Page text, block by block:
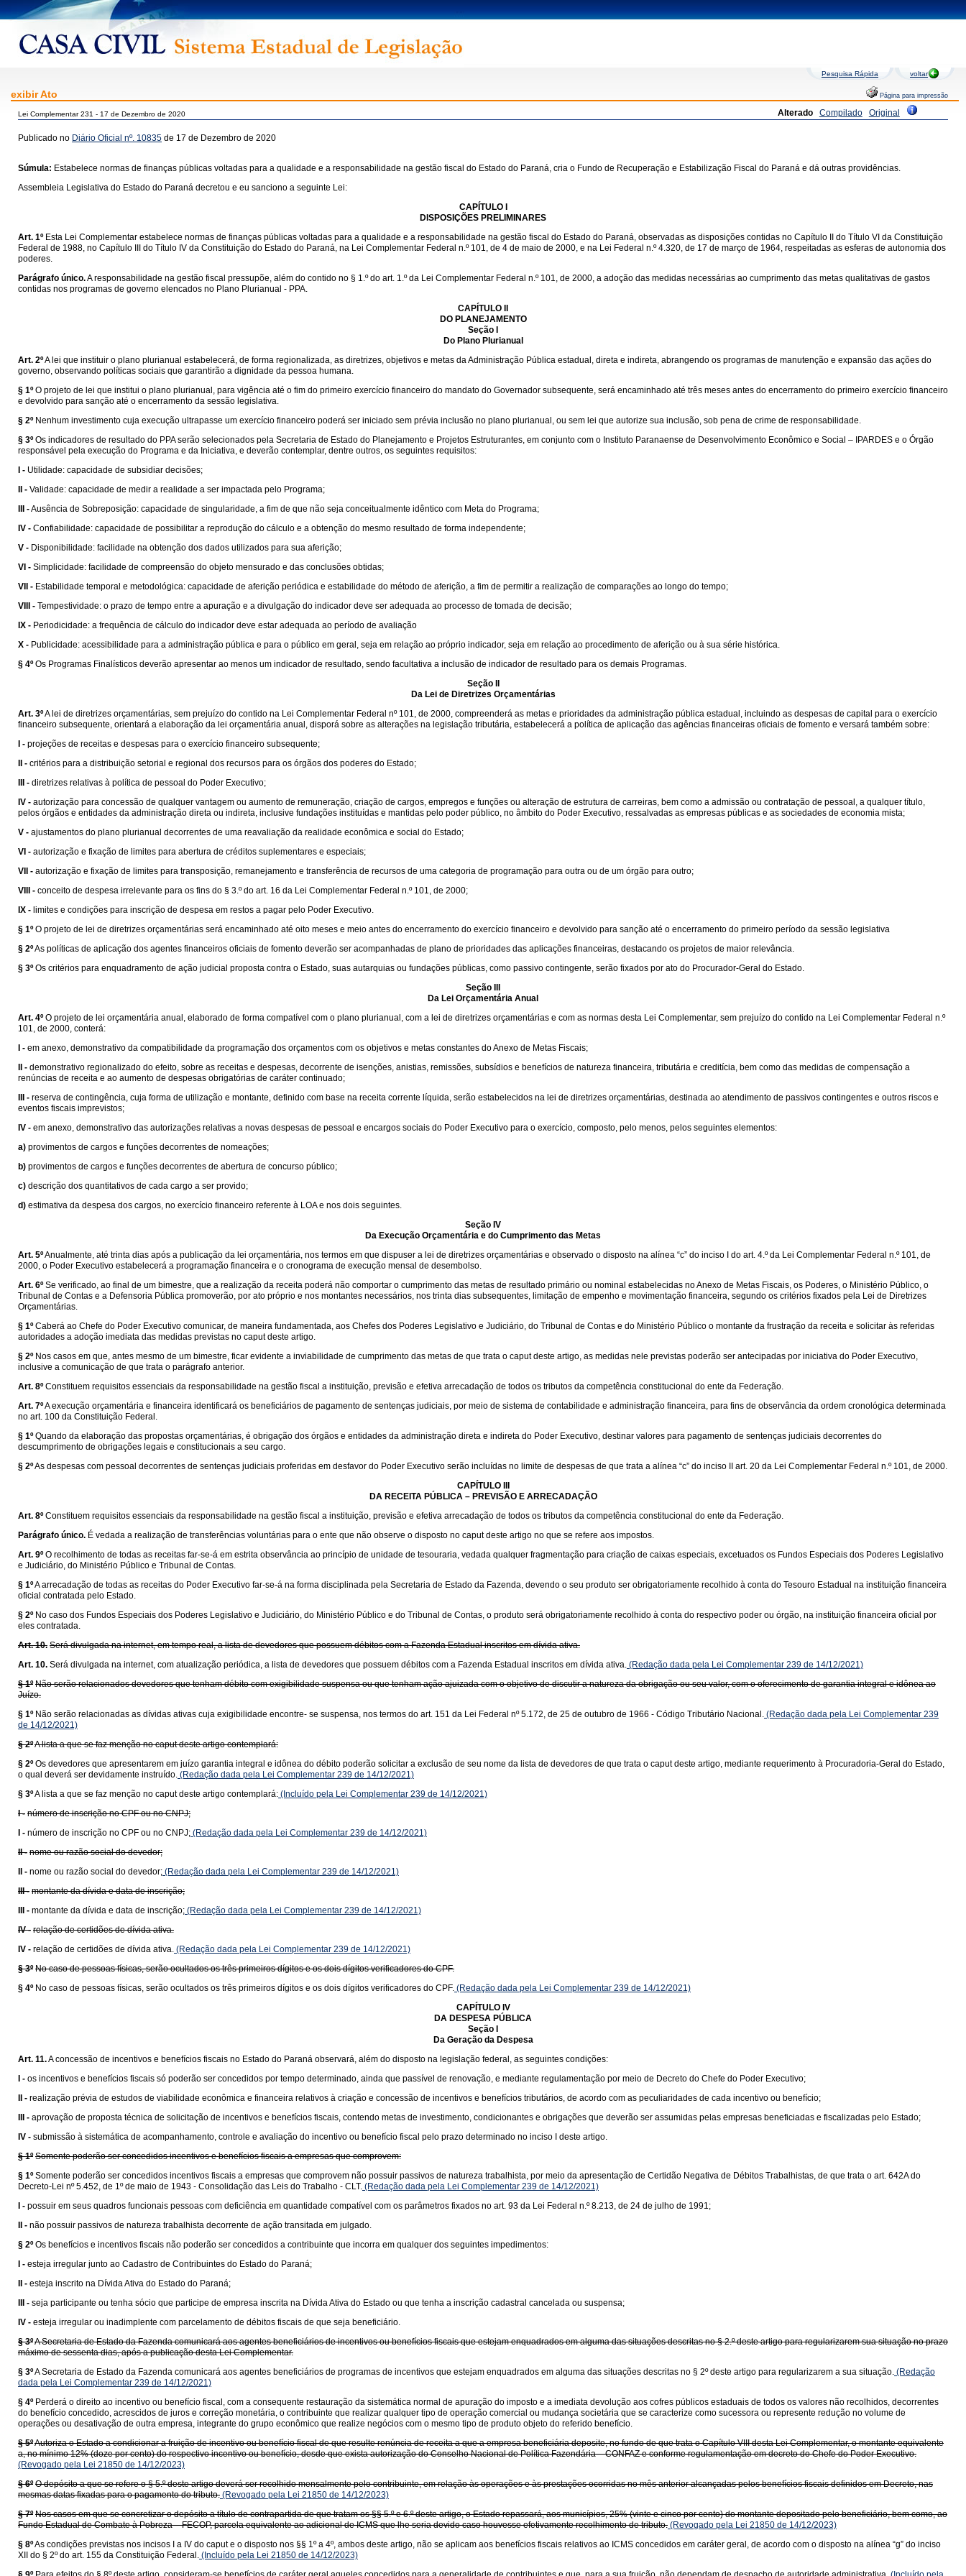
Pesquisa Rápida voltar
exibir Ato Página para impressão
Alterado Compilado Original
Lei Complementar 231 - 17 de Dezembro de 2020
Publicado no Diário Oficial nº. 10835 de 17 de Dezembro de 2020
Súmula: Estabelece normas de finanças públicas voltadas para a qualidade e a responsabilidade na gestão fiscal do Estado do Paraná, cria o Fundo de Recuperação e Estabilização Fiscal do Paraná e dá outras providências.
Assembleia Legislativa do Estado do Paraná decretou e eu sanciono a seguinte Lei:
CAPÍTULO I
DISPOSIÇÕES PRELIMINARES
Art. 1º Esta Lei Complementar estabelece normas de finanças públicas voltadas para a qualidade e a responsabilidade na gestão fiscal do Estado do Paraná, observadas as disposições contidas no Capítulo II do Título VI da Constituição
Federal de 1988, no Capítulo III do Título IV da Constituição do Estado do Paraná, na Lei Complementar Federal n.º 101, de 4 de maio de 2000, e na Lei Federal n.º 4.320, de 17 de março de 1964, respeitadas as esferas de autonomia dos
poderes.
Parágrafo único.A responsabilidade na gestão fiscal pressupõe, além do contido no § 1.º do art. 1.º da Lei Complementar Federal n.º 101, de 2000, a adoção das medidas necessárias ao cumprimento das metas qualitativas de gastos
contidas nos programas de governo elencados no Plano Plurianual - PPA.
CAPÍTULO II
DO PLANEJAMENTO
Seção I
Do Plano Plurianual
Art. 2ºA lei que instituir o plano plurianual estabelecerá, de forma regionalizada, as diretrizes, objetivos e metas da Administração Pública estadual, direta e indireta, abrangendo os programas de manutenção e expansão das ações do
governo, observando políticas sociais que garantirão a dignidade da pessoa humana.
§ 1º O projeto de lei que institui o plano plurianual, para vigência até o fim do primeiro exercício financeiro do mandato do Governador subsequente, será encaminhado até três meses antes do encerramento do primeiro exercício financeiro
e devolvido para sanção até o encerramento da sessão legislativa.
§ 2º Nenhum investimento cuja execução ultrapasse um exercício financeiro poderá ser iniciado sem prévia inclusão no plano plurianual, ou sem lei que autorize sua inclusão, sob pena de crime de responsabilidade.
§ 3º Os indicadores de resultado do PPA serão selecionados pela Secretaria de Estado do Planejamento e Projetos Estruturantes, em conjunto com o Instituto Paranaense de Desenvolvimento Econômico e Social – IPARDES e o Órgão
responsável pela execução do Programa e da Iniciativa, e deverão contemplar, dentre outros, os seguintes requisitos:
I - Utilidade: capacidade de subsidiar decisões;
II - Validade: capacidade de medir a realidade a ser impactada pelo Programa;
III -Ausência de Sobreposição: capacidade de singularidade, a fim de que não seja conceitualmente idêntico com Meta do Programa;
IV - Confiabilidade: capacidade de possibilitar a reprodução do cálculo e a obtenção do mesmo resultado de forma independente;
V - Disponibilidade: facilidade na obtenção dos dados utilizados para sua aferição;
VI - Simplicidade: facilidade de compreensão do objeto mensurado e das conclusões obtidas;
VII - Estabilidade temporal e metodológica: capacidade de aferição periódica e estabilidade do método de aferição, a fim de permitir a realização de comparações ao longo do tempo;
VIII - Tempestividade: o prazo de tempo entre a apuração e a divulgação do indicador deve ser adequada ao processo de tomada de decisão;
IX - Periodicidade: a frequência de cálculo do indicador deve estar adequada ao período de avaliação
X - Publicidade: acessibilidade para a administração pública e para o público em geral, seja em relação ao próprio indicador, seja em relação ao procedimento de aferição ou à sua série histórica.
§ 4º Os Programas Finalísticos deverão apresentar ao menos um indicador de resultado, sendo facultativa a inclusão de indicador de resultado para os demais Programas.
Seção II
Da Lei de Diretrizes Orçamentárias
Art. 3ºA lei de diretrizes orçamentárias, sem prejuízo do contido na Lei Complementar Federal nº 101, de 2000, compreenderá as metas e prioridades da administração pública estadual, incluindo as despesas de capital para o exercício
financeiro subsequente, orientará a elaboração da lei orçamentária anual, disporá sobre as alterações na legislação tributária, estabelecerá a política de aplicação das agências financeiras oficiais de fomento e versará também sobre:
I - projeções de receitas e despesas para o exercício financeiro subsequente;
II - critérios para a distribuição setorial e regional dos recursos para os órgãos dos poderes do Estado;
III - diretrizes relativas à política de pessoal do Poder Executivo;
IV - autorização para concessão de qualquer vantagem ou aumento de remuneração, criação de cargos, empregos e funções ou alteração de estrutura de carreiras, bem como a admissão ou contratação de pessoal, a qualquer título,
pelos órgãos e entidades da administração direta ou indireta, inclusive fundações instituídas e mantidas pelo poder público, no âmbito do Poder Executivo, ressalvadas as empresas públicas e as sociedades de economia mista;
V - ajustamentos do plano plurianual decorrentes de uma reavaliação da realidade econômica e social do Estado;
VI - autorização e fixação de limites para abertura de créditos suplementares e especiais;
VII - autorização e fixação de limites para transposição, remanejamento e transferência de recursos de uma categoria de programação para outra ou de um órgão para outro;
VIII - conceito de despesa irrelevante para os fins do § 3.º do art. 16 da Lei Complementar Federal n.º 101, de 2000;
IX - limites e condições para inscrição de despesa em restos a pagar pelo Poder Executivo.
§ 1º O projeto de lei de diretrizes orçamentárias será encaminhado até oito meses e meio antes do encerramento do exercício financeiro e devolvido para sanção até o encerramento do primeiro período da sessão legislativa
§ 2ºAs políticas de aplicação dos agentes financeiros oficiais de fomento deverão ser acompanhadas de plano de prioridades das aplicações financeiras, destacando os projetos de maior relevância.
§ 3º Os critérios para enquadramento de ação judicial proposta contra o Estado, suas autarquias ou fundações públicas, como passivo contingente, serão fixados por ato do Procurador-Geral do Estado.
Seção III
Da Lei Orçamentária Anual
Art. 4º O projeto de lei orçamentária anual, elaborado de forma compatível com o plano plurianual, com a lei de diretrizes orçamentárias e com as normas desta Lei Complementar, sem prejuízo do contido na Lei Complementar Federal n.º
101, de 2000, conterá:
I - em anexo, demonstrativo da compatibilidade da programação dos orçamentos com os objetivos e metas constantes do Anexo de Metas Fiscais;
II - demonstrativo regionalizado do efeito, sobre as receitas e despesas, decorrente de isenções, anistias, remissões, subsídios e benefícios de natureza financeira, tributária e creditícia, bem como das medidas de compensação a
renúncias de receita e ao aumento de despesas obrigatórias de caráter continuado;
III - reserva de contingência, cuja forma de utilização e montante, definido com base na receita corrente líquida, serão estabelecidos na lei de diretrizes orçamentárias, destinada ao atendimento de passivos contingentes e outros riscos e
eventos fiscais imprevistos;
IV - em anexo, demonstrativo das autorizações relativas a novas despesas de pessoal e encargos sociais do Poder Executivo para o exercício, composto, pelo menos, pelos seguintes elementos:
a) provimentos de cargos e funções decorrentes de nomeações;
b) provimentos de cargos e funções decorrentes de abertura de concurso público;
c) descrição dos quantitativos de cada cargo a ser provido;
d) estimativa da despesa dos cargos, no exercício financeiro referente à LOA e nos dois seguintes.
Seção IV
Da Execução Orçamentária e do Cumprimento das Metas
Art. 5ºAnualmente, até trinta dias após a publicação da lei orçamentária, nos termos em que dispuser a lei de diretrizes orçamentárias e observado o disposto na alínea “c” do inciso I do art. 4.º da Lei Complementar Federal n.º 101, de
2000, o Poder Executivo estabelecerá a programação financeira e o cronograma de execução mensal de desembolso.
Art. 6º Se verificado, ao final de um bimestre, que a realização da receita poderá não comportar o cumprimento das metas de resultado primário ou nominal estabelecidas no Anexo de Metas Fiscais, os Poderes, o Ministério Público, o
Tribunal de Contas e a Defensoria Pública promoverão, por ato próprio e nos montantes necessários, nos trinta dias subsequentes, limitação de empenho e movimentação financeira, segundo os critérios fixados pela Lei de Diretrizes
Orçamentárias.
§ 1º Caberá ao Chefe do Poder Executivo comunicar, de maneira fundamentada, aos Chefes dos Poderes Legislativo e Judiciário, do Tribunal de Contas e do Ministério Público o montante da frustração da receita e solicitar às referidas
autoridades a adoção imediata das medidas previstas no caput deste artigo.
§ 2º Nos casos em que, antes mesmo de um bimestre, ficar evidente a inviabilidade de cumprimento das metas de que trata o caput deste artigo, as medidas nele previstas poderão ser antecipadas por iniciativa do Poder Executivo,
inclusive a comunicação de que trata o parágrafo anterior.
Art. 8º Constituem requisitos essenciais da responsabilidade na gestão fiscal a instituição, previsão e efetiva arrecadação de todos os tributos da competência constitucional do ente da Federação.
Art. 7ºA execução orçamentária e financeira identificará os beneficiários de pagamento de sentenças judiciais, por meio de sistema de contabilidade e administração financeira, para fins de observância da ordem cronológica determinada
no art. 100 da Constituição Federal.
§ 1º Quando da elaboração das propostas orçamentárias, é obrigação dos órgãos e entidades da administração direta e indireta do Poder Executivo, destinar valores para pagamento de sentenças judiciais decorrentes do
descumprimento de obrigações legais e constitucionais a seu cargo.
§ 2ºAs despesas com pessoal decorrentes de sentenças judiciais proferidas em desfavor do Poder Executivo serão incluídas no limite de despesas de que trata a alínea “c” do inciso II art. 20 da Lei Complementar Federal n.º 101, de 2000.
CAPÍTULO III
DA RECEITA PÚBLICA – PREVISÃO E ARRECADAÇÃO
Art. 8º Constituem requisitos essenciais da responsabilidade na gestão fiscal a instituição, previsão e efetiva arrecadação de todos os tributos da competência constitucional do ente da Federação.
Parágrafo único. É vedada a realização de transferências voluntárias para o ente que não observe o disposto no caput deste artigo no que se refere aos impostos.
Art. 9º O recolhimento de todas as receitas far-se-á em estrita observância ao princípio de unidade de tesouraria, vedada qualquer fragmentação para criação de caixas especiais, excetuados os Fundos Especiais dos Poderes Legislativo
e Judiciário, do Ministério Público e Tribunal de Contas.
§ 1ºA arrecadação de todas as receitas do Poder Executivo far-se-á na forma disciplinada pela Secretaria de Estado da Fazenda, devendo o seu produto ser obrigatoriamente recolhido à conta do Tesouro Estadual na instituição financeira
oficial contratada pelo Estado.
§ 2º No caso dos Fundos Especiais dos Poderes Legislativo e Judiciário, do Ministério Público e do Tribunal de Contas, o produto será obrigatoriamente recolhido à conta do respectivo poder ou órgão, na instituição financeira oficial por
eles contratada.
Art. 10. Será divulgada na internet, em tempo real, a lista de devedores que possuem débitos com a Fazenda Estadual inscritos em dívida ativa.
Art. 10. Será divulgada na internet, com atualização periódica, a lista de devedores que possuem débitos com a Fazenda Estadual inscritos em dívida ativa. (Redação dada pela Lei Complementar 239 de 14/12/2021)
§ 1º Não serão relacionados devedores que tenham débito com exigibilidade suspensa ou que tenham ação ajuizada com o objetivo de discutir a natureza da obrigação ou seu valor, com o oferecimento de garantia integral e idônea ao
Juízo.
§ 1º Não serão relacionadas as dívidas ativas cuja exigibilidade encontre- se suspensa, nos termos do art. 151 da Lei Federal nº 5.172, de 25 de outubro de 1966 - Código Tributário Nacional. (Redação dada pela Lei Complementar 239
de 14/12/2021)
§ 2ºA lista a que se faz menção no caput deste artigo contemplará:
§ 2º Os devedores que apresentarem em juízo garantia integral e idônea do débito poderão solicitar a exclusão de seu nome da lista de devedores de que trata o caput deste artigo, mediante requerimento à Procuradoria-Geral do Estado,
o qual deverá ser devidamente instruído. (Redação dada pela Lei Complementar 239 de 14/12/2021)
§ 3ºA lista a que se faz menção no caput deste artigo contemplará: (Incluído pela Lei Complementar 239 de 14/12/2021)
I - número de inscrição no CPF ou no CNPJ;
I - número de inscrição no CPF ou no CNPJ; (Redação dada pela Lei Complementar 239 de 14/12/2021)
II - nome ou razão social do devedor;
II - nome ou razão social do devedor; (Redação dada pela Lei Complementar 239 de 14/12/2021)
III - montante da dívida e data de inscrição;
III - montante da dívida e data de inscrição; (Redação dada pela Lei Complementar 239 de 14/12/2021)
IV - relação de certidões de dívida ativa.
IV - relação de certidões de dívida ativa. (Redação dada pela Lei Complementar 239 de 14/12/2021)
§ 3º No caso de pessoas físicas, serão ocultados os três primeiros dígitos e os dois dígitos verificadores do CPF.
§ 4º No caso de pessoas físicas, serão ocultados os três primeiros dígitos e os dois dígitos verificadores do CPF. (Redação dada pela Lei Complementar 239 de 14/12/2021)
CAPÍTULO IV
DA DESPESA PÚBLICA
Seção I
Da Geração da Despesa
Art. 11.A concessão de incentivos e benefícios fiscais no Estado do Paraná observará, além do disposto na legislação federal, as seguintes condições:
I - os incentivos e benefícios fiscais só poderão ser concedidos por tempo determinado, ainda que passível de renovação, e mediante regulamentação por meio de Decreto do Chefe do Poder Executivo;
II - realização prévia de estudos de viabilidade econômica e financeira relativos à criação e concessão de incentivos e benefícios tributários, de acordo com as peculiaridades de cada incentivo ou benefício;
III - aprovação de proposta técnica de solicitação de incentivos e benefícios fiscais, contendo metas de investimento, condicionantes e obrigações que deverão ser assumidas pelas empresas beneficiadas e fiscalizadas pelo Estado;
IV - submissão à sistemática de acompanhamento, controle e avaliação do incentivo ou benefício fiscal pelo prazo determinado no inciso I deste artigo.
§ 1º Somente poderão ser concedidos incentivos e benefícios fiscais a empresas que comprovem:
§ 1º Somente poderão ser concedidos incentivos fiscais a empresas que comprovem não possuir passivos de natureza trabalhista, por meio da apresentação de Certidão Negativa de Débitos Trabalhistas, de que trata o art. 642A do
Decreto-Lei nº 5.452, de 1º de maio de 1943 - Consolidação das Leis do Trabalho - CLT. (Redação dada pela Lei Complementar 239 de 14/12/2021)
I - possuir em seus quadros funcionais pessoas com deficiência em quantidade compatível com os parâmetros fixados no art. 93 da Lei Federal n.º 8.213, de 24 de julho de 1991;
II - não possuir passivos de natureza trabalhista decorrente de ação transitada em julgado.
§ 2º Os benefícios e incentivos fiscais não poderão ser concedidos a contribuinte que incorra em qualquer dos seguintes impedimentos:
I - esteja irregular junto ao Cadastro de Contribuintes do Estado do Paraná;
II - esteja inscrito na Dívida Ativa do Estado do Paraná;
III - seja participante ou tenha sócio que participe de empresa inscrita na Dívida Ativa do Estado ou que tenha a inscrição cadastral cancelada ou suspensa;
IV - esteja irregular ou inadimplente com parcelamento de débitos fiscais de que seja beneficiário.
§ 3ºA Secretaria de Estado da Fazenda comunicará aos agentes beneficiários de incentivos ou benefícios fiscais que estejam enquadrados em alguma das situações descritas no § 2.º deste artigo para regularizarem sua situação no prazo
máximo de sessenta dias, após a publicação desta Lei Complementar.
§ 3ºA Secretaria de Estado da Fazenda comunicará aos agentes beneficiários de programas de incentivos que estejam enquadrados em alguma das situações descritas no § 2º deste artigo para regularizarem a sua situação. (Redação
dada pela Lei Complementar 239 de 14/12/2021)
§ 4º Perderá o direito ao incentivo ou benefício fiscal, com a consequente restauração da sistemática normal de apuração do imposto e a imediata devolução aos cofres públicos estaduais de todos os valores não recolhidos, decorrentes
do benefício concedido, acrescidos de juros e correção monetária, o contribuinte que realizar qualquer tipo de operação comercial ou mudança societária que se caracterize como sucessora ou represente redução no volume de
operações ou desativação de outra empresa, integrante do grupo econômico que realize negócios com o mesmo tipo de produto objeto do referido benefício.
§ 5ºAutoriza o Estado a condicionar a fruição de incentivo ou benefício fiscal de que resulte renúncia de receita a que a empresa beneficiária deposite, no fundo de que trata o Capítulo VIII desta Lei Complementar, o montante equivalente
a, no mínimo 12% (doze por cento) do respectivo incentivo ou benefício, desde que exista autorização do Conselho Nacional de Política Fazendária – CONFAZ e conforme regulamentação em decreto do Chefe do Poder Executivo.
(Revogado pela Lei 21850 de 14/12/2023)
§ 6º O depósito a que se refere o § 5.º deste artigo deverá ser recolhido mensalmente pelo contribuinte, em relação às operações e às prestações ocorridas no mês anterior alcançadas pelos benefícios fiscais definidos em Decreto, nas
mesmas datas fixadas para o pagamento do tributo. (Revogado pela Lei 21850 de 14/12/2023)
§ 7º Nos casos em que se concretizar o depósito a título de contrapartida de que tratam os §§ 5.º e 6.º deste artigo, o Estado repassará, aos municípios, 25% (vinte e cinco por cento) do montante depositado pelo beneficiário, bem como, ao
Fundo Estadual de Combate à Pobreza – FECOP, parcela equivalente ao adicional de ICMS que lhe seria devido caso houvesse efetivamente recolhimento de tributo. (Revogado pela Lei 21850 de 14/12/2023)
§ 8ºAs condições previstas nos incisos I a IV do caput e o disposto nos §§ 1º a 4º, ambos deste artigo, não se aplicam aos benefícios fiscais relativos ao ICMS concedidos em caráter geral, de acordo com o disposto na alínea “g” do inciso
XII do § 2º do art. 155 da Constituição Federal. (Incluído pela Lei 21850 de 14/12/2023)